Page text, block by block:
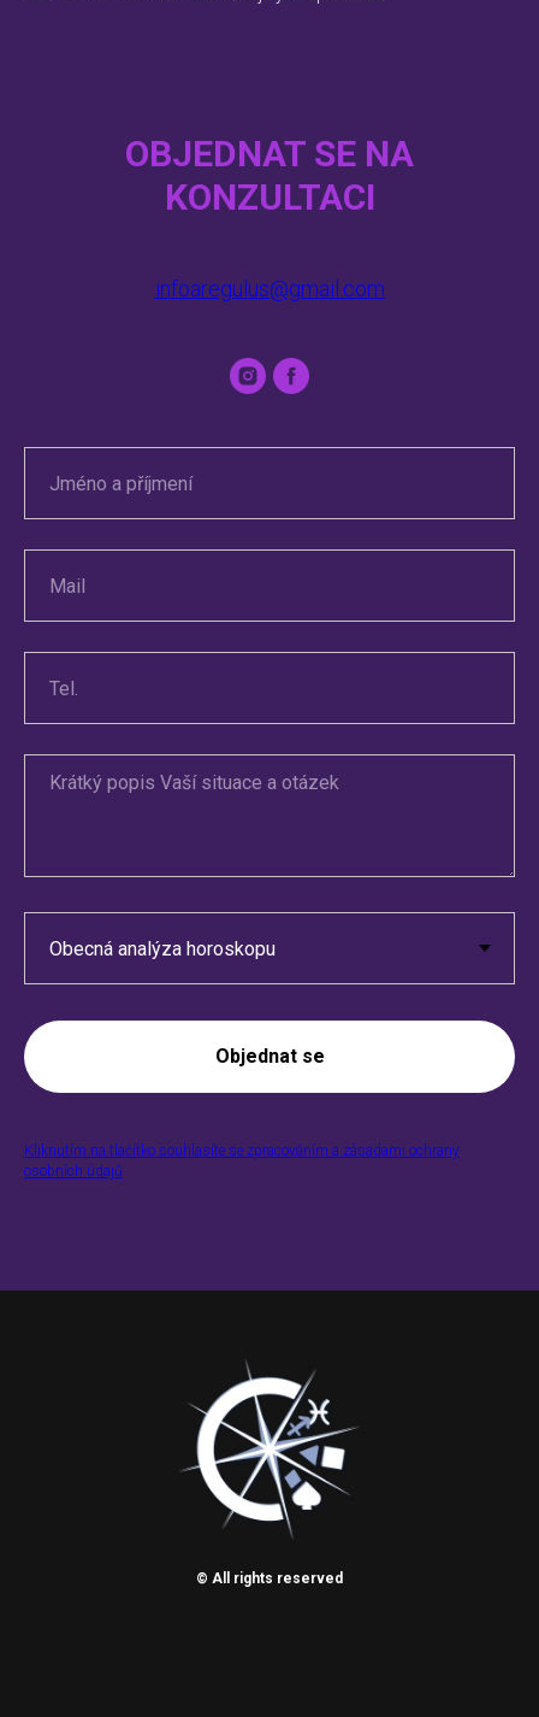
OBJEDNAT SE NA
KONZULTACI
infoaregulus@gmail.com
Objednat se
Kliknutím na tlačítko souhlasíte se zpracováním a zásadami ochrany
osobních údajů
© All rights reserved